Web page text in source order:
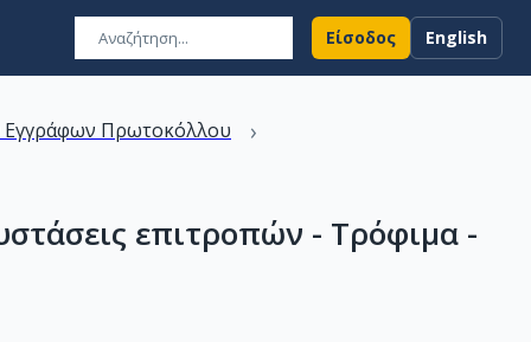
Είσοδος English
Εγγράφων Πρωτοκόλλου ›
επιτροπών - Τρόφιμα -